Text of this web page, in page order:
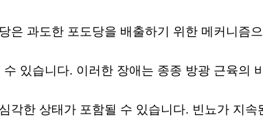
과도한 포도당을 배출하기 위한 메커니즘
있습니다. 이러한 장애는 종종 방광 근육의
각한 상태가 포함될 수 있습니다. 빈뇨가 지